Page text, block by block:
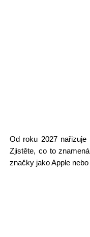
Od roku 2027 nařizuje
Zjistěte, co to
značky jako Apple